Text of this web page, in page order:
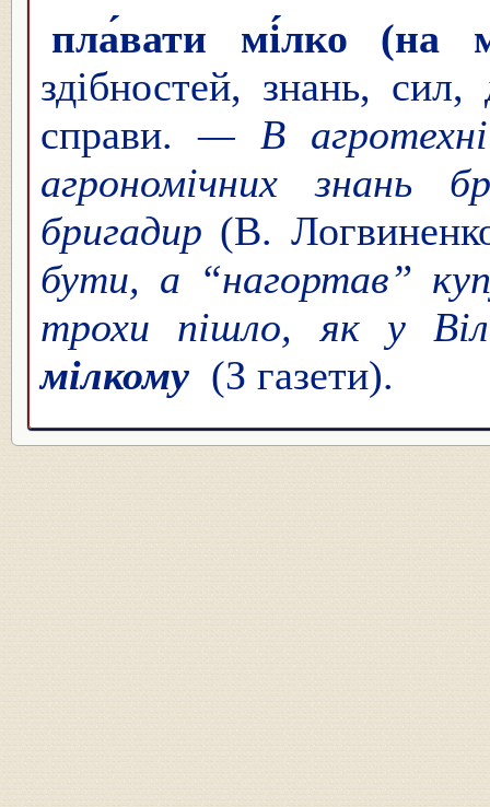
пла́вати мі́лко (на
здібностей, знань, сил,
справи.— В
агрономічних знань
бригадир (В.
бути, а “нагортав”
трохи пішло, як у
мілкому (З газети).